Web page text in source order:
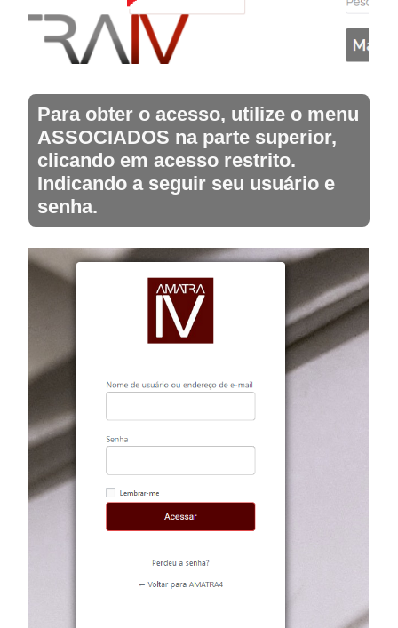
Para obter o acesso, utilize o menu
ASSOCIADOS na parte superior,
clicando em acesso restrito.
Indicando a seguir seu usuário e
senha.